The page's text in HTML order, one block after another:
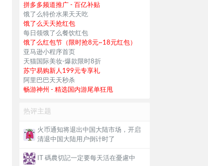
拼多多频道推广 - 百亿补贴
饿了么特价水果天天吃
饿了么天天抢红包
每日领饿了么餐饮红包
饿了么红包节（限时抢8元~18元红包）
亚马逊小程序首页
天猫国际美妆-爆款限时8折
苏宁易购新人199元专享礼
阿里巴巴天天秒杀
畅游神州 - 精选国内游尾单狂甩
热评主题
火币通知将退出中国大陆市场，开启
清退中国大陆用户倒计时了
IT 碼農切記一定要每天活在憂慮中